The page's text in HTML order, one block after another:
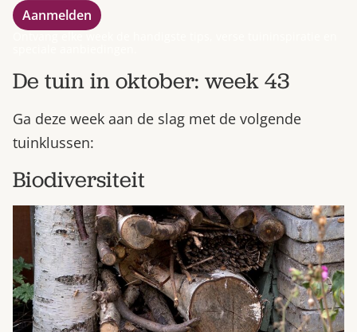
De tuin in oktober: week 43
Ga deze week aan de slag met de volgende
tuinklussen:
Biodiversiteit